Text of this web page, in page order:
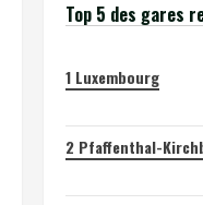
Top 5 des gares
1 Luxembourg
2 Pfaffenthal-